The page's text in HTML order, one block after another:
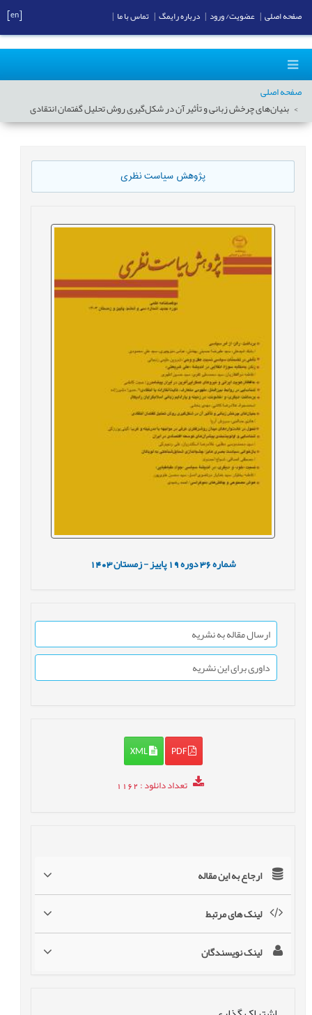
صفحه اصلی
بنیان‌های چرخش زبانی و تأثیر آن در شکل‌گیری روش تحلیل گفتمان انتقادی
پژوهش سیاست نظری
شماره36 دوره19 پاییز - زمستان1403
ارسال مقاله به نشریه
داوری برای این نشریه
PDF
XML
تعداد دانلود: 1162
ارجاع به این مقاله
لینک های مرتبط
لینک نویسندگان
صفحه اصلی عضویت/ ورود درباره رایمگ تماس با ما